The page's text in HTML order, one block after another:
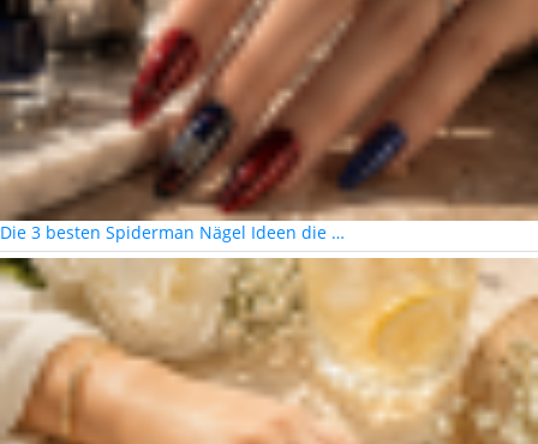
Die 3 besten Spiderman Nägel Ideen die …